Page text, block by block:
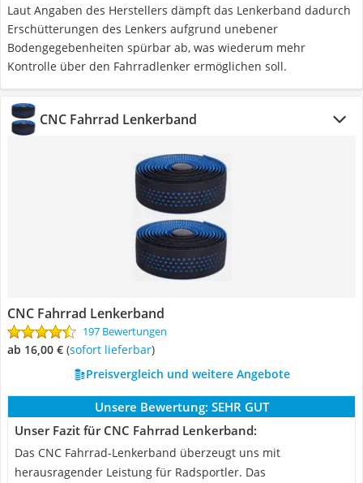
Laut Angaben des Herstellers dämpft das Lenkerband dadurch
Erschütterungen des Lenkers aufgrund unebener
Bodengegebenheiten spürbar ab, was wiederum mehr
Kontrolle über den Fahrradlenker ermöglichen soll.
CNC Fahrrad Lenkerband
CNC Fahrrad Lenkerband
197 Bewertungen
ab 16,00 € ( Sofort lieferbar)
Preisvergleich und weitere Angebote
Unsere Bewertung: SEHR GUT
Unser Fazit für CNC Fahrrad Lenkerband:
Das CNC Fahrrad-Lenkerband überzeugt uns mit
herausragender Leistung für Radsportler. Das